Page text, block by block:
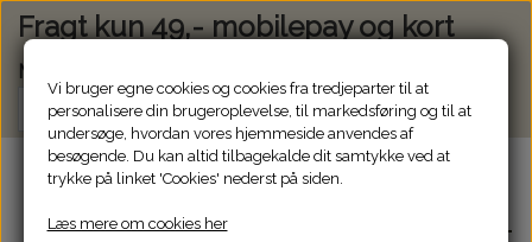
Fragt kun 49,- mobilepay og kort
Modtag vores nyhedsbrev via e-mail
Tilmeld
Glasjanne
Vi bruger egne cookies og cookies fra tredjeparter til at
personalisere din brugeroplevelse, til markedsføring og til at
undersøge, hvordan vores hjemmeside anvendes af
besøgende. Du kan altid tilbagekalde dit samtykke ved at
trykke på linket 'Cookies' nederst på siden.
Læs mere om cookies her